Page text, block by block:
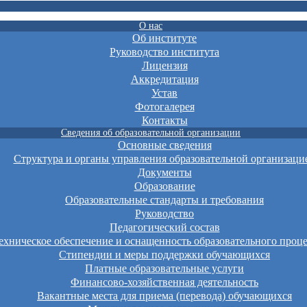
О нас
Об институте
Руководство института
Лицензия
Аккредитация
Устав
Фотогалерея
Контакты
Сведения об образовательной организации
Основные сведения
Структура и органы управления образовательной
Документы
Образование
Образовательные стандарты и требования
Руководство
Педагогический состав
обеспечение и оснащенность образовательного
Стипендии и меры поддержки обучающихся
Платные образовательные услуги
Финансово-хозяйственная деятельность
Вакантные места для приема (перевода) обучающихся